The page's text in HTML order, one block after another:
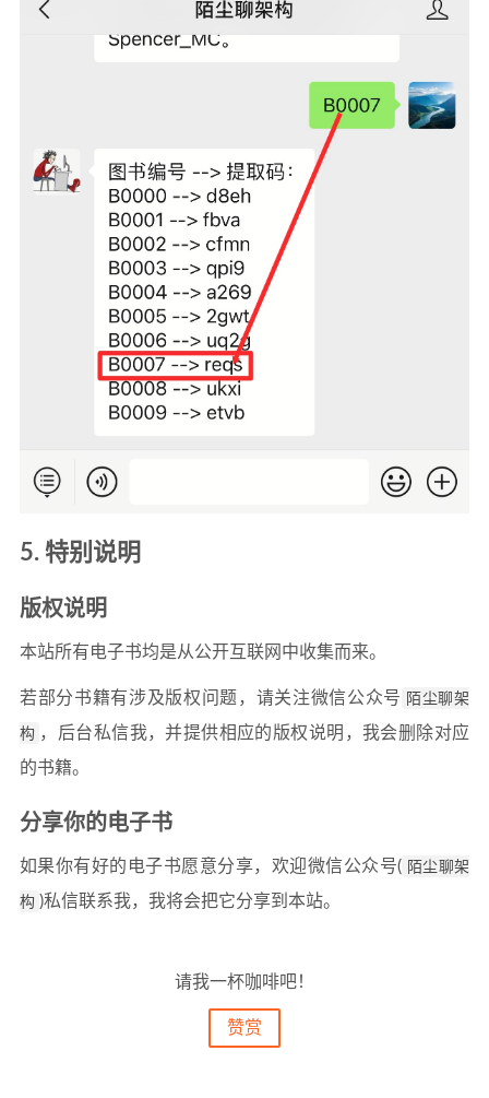
5. 特别说明
版权说明
本站所有电子书均是从公开互联网中收集而来。
若部分书籍有涉及版权问题，请关注微信公众号 陌尘聊架
构 ，后台私信我，并提供相应的版权说明，我会删除对应
的书籍。
分享你的电子书
如果你有好的电子书愿意分享，欢迎微信公众号( 陌尘聊架
构 )私信联系我，我将会把它分享到本站。
请我一杯咖啡吧！
赞赏